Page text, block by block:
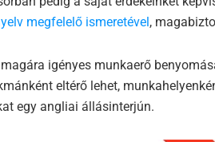
megfelelő ismeretével ,
igényes munkaerő
eltérő lehet,
egy angliai állásinterjún.